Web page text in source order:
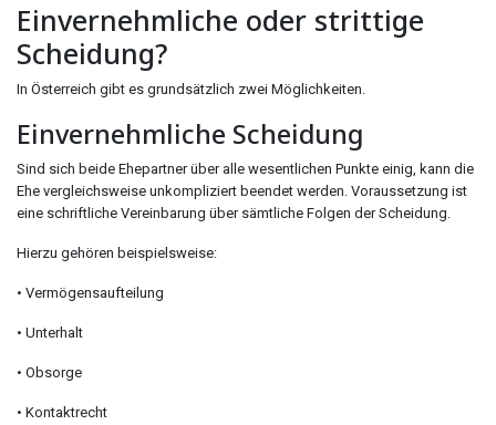
Einvernehmliche oder strittige
Scheidung?
In Österreich gibt es grundsätzlich zwei Möglichkeiten.
Einvernehmliche Scheidung
Sind sich beide Ehepartner über alle wesentlichen Punkte einig, kann die
Ehe vergleichsweise unkompliziert beendet werden. Voraussetzung ist
eine schriftliche Vereinbarung über sämtliche Folgen der Scheidung.
Hierzu gehören beispielsweise:
• Vermögensaufteilung
• Unterhalt
• Obsorge
• Kontaktrecht